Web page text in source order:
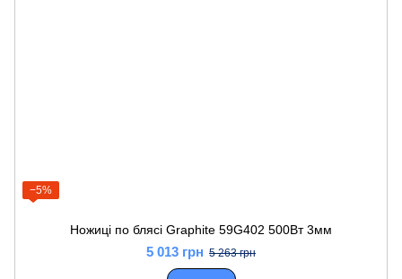
−5%
Ножиці по блясі Graphite 59G402 500Вт 3мм
5 013 грн 5 263 грн